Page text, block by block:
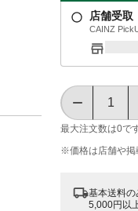
店舗受取
CAINZ
最大注文数は0で
※価格は​店舗や​掲
基本送料の
5,000円以